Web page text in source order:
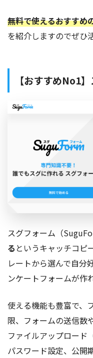
無料で使えるおすすめ
を紹介しますのでぜひ
【おすすめNo1
スグフォーム（
る というキャッチコピ
レートから選んで自分
ンケートフォームが作
使える機能も豊富で、
限、フォームの送信数
ファイルアップロード
パスワード設定、公開